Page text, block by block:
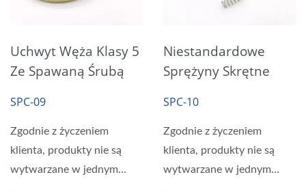
Uchwyt Węża Klasy 5
Ze Spawaną Śrubą
Ocynkowaniu
SPC-09
Zgodnie z życzeniem
klienta, produkty nie są
wytwarzane w jednym
Niestandardowe
Sprężyny Skrętne
Formowanie
SPC-10
Zgodnie z życzeniem
klienta, produkty nie są
wytwarzane w jednym